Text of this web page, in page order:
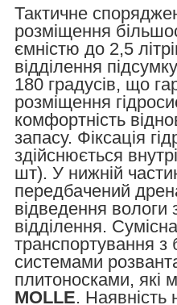
Тактичне
розміщення
ємністю до 2,5
відділення
180 градусів, що
розміщення
комфортність
запасу. Фіксація
здійснюється
шт). У нижній
передбачений
відведення вологи
відділення.
транспортування з
системами
плитоносками, які
MOLLE. Наявність